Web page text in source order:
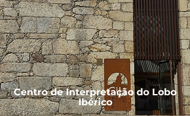
Centro de Interpretação do Lobo
Ibérico